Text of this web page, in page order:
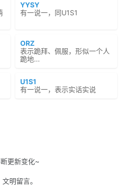
YYSY
有一说一，同U1S1
ORZ
表示跪拜、佩服，形似一个人
跪地...
U1S1
有一说一，表示实话实说
更新变化~
明留言。